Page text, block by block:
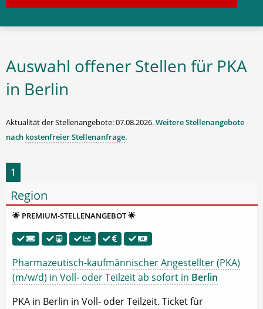
Auswahl offener Stellen für PKA
in Berlin
Aktualität der Stellenangebote: 07.08.2026.Weitere Stellenangebote
nach kostenfreier Stellenanfrage.
1
Region
🌟 PREMIUM-STELLENANGEBOT 🌟
Pharmazeutisch-kaufmännischer Angestellter (PKA)
(m/w/d) in Voll- oder Teilzeit ab sofort in Berlin
PKA in Berlin in Voll- oder Teilzeit. Ticket für